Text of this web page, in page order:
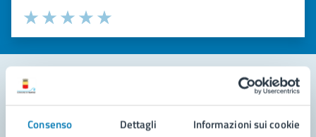
Consenso Dettagli Informazioni sui cookie
Valuta la chiarezza delle informazioni (da 1 a 5 stelle)
Seleziona il numero di stelle per valutare la chiarezza delle
Valuta 5 stelle su 5
Valuta 4 stelle su 5
Valuta 3 stelle su 5
Valuta 2 stelle su 5
Valuta 1 stelle su 5